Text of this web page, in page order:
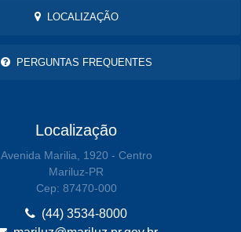
LOCALIZAÇÃO
PERGUNTAS FREQUENTES
Localização
Avenida Marilia, 1920 - Centro
Mariluz-PR
Cep: 87470-000
(44) 3534-8000